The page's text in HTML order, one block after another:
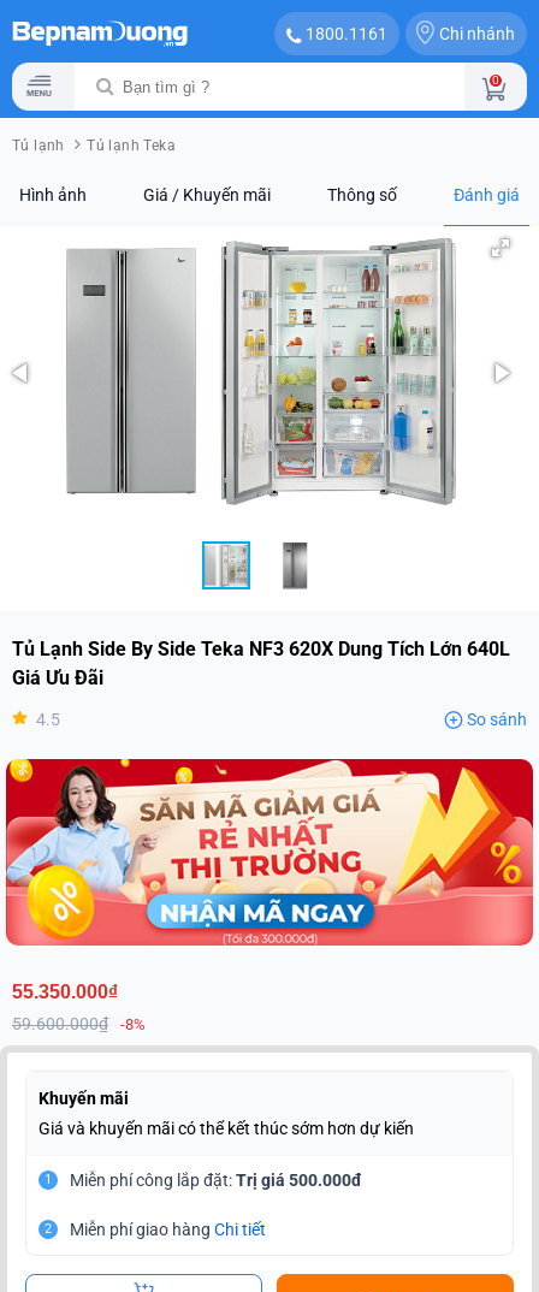
1800.1161 Chi nhánh
0
Tủ lạnh Tủ lạnh Teka
Hình ảnh Giá / Khuyến mãi Thông số Đánh giá
Tủ Lạnh Side By Side Teka NF3 620X Dung Tích Lớn 640L
Giá Ưu Đãi
4.5 So sánh
55.350.000₫
59.600.000₫ -8%
Khuyến mãi
Giá và khuyến mãi có thể kết thúc sớm hơn dự kiến
1 Miễn phí công lắp đặt:Trị giá 500.000đ
2 Miễn phí giao hàng Chi tiết